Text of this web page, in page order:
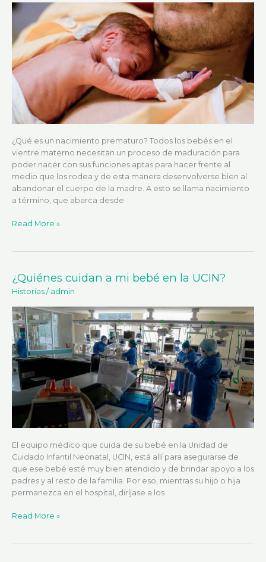
¿Qué es un nacimiento prematuro? Todos los bebés en el
vientre materno necesitan un proceso de maduración para
poder nacer con sus funciones aptas para hacer frente al
medio que los rodea y de esta manera desenvolverse bien al
abandonar el cuerpo de la madre. A esto se llama nacimiento
a término, que abarca desde
Read More »
¿Quiénes cuidan a mi bebé en la UCIN?
Historias / admin
El equipo médico que cuida de su bebé en la Unidad de
Cuidado Infantil Neonatal, UCIN, está allí para asegurarse de
que ese bebé esté muy bien atendido y de brindar apoyo a los
padres y al resto de la familia. Por eso, mientras su hijo o hija
permanezca en el hospital, diríjase a los
¿Quiénes
cuidan
mi
bebé
en
la
UCIN?
Read More »